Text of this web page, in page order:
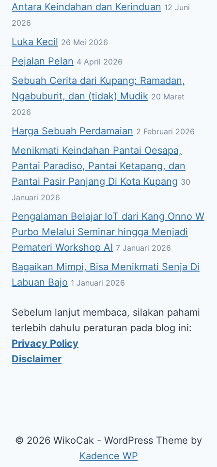
Antara Keindahan dan Kerinduan 12 Juni
2026
Luka Kecil 26 Mei 2026
Pejalan Pelan 4 April 2026
Sebuah Cerita dari Kupang: Ramadan,
Ngabuburit, dan (tidak) Mudik 20 Maret
2026
Harga Sebuah Perdamaian 2 Februari 2026
Menikmati Keindahan Pantai Oesapa,
Pantai Paradiso, Pantai Ketapang, dan
Pantai Pasir Panjang Di Kota Kupang 30
Januari 2026
Pengalaman Belajar IoT dari Kang Onno W
Purbo Melalui Seminar hingga Menjadi
Pemateri Workshop AI 7 Januari 2026
Bagaikan Mimpi, Bisa Menikmati Senja Di
Labuan Bajo 1 Januari 2026
Sebelum lanjut membaca, silakan pahami
terlebih dahulu peraturan pada blog ini:
Privacy Policy
Disclaimer
© 2026 WikoCak - WordPress Theme by
Kadence WP